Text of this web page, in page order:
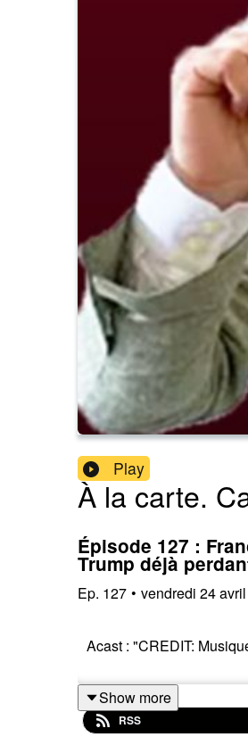
Play
À la carte.
Épisode 127 :
Trump déjà
Ep. 127 • vendredi 24
Acast : "CREDIT:
Show more
RSS